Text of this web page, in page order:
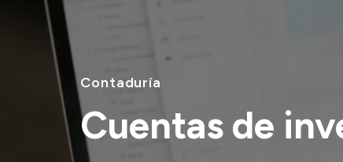
Contaduría
Cuentas de